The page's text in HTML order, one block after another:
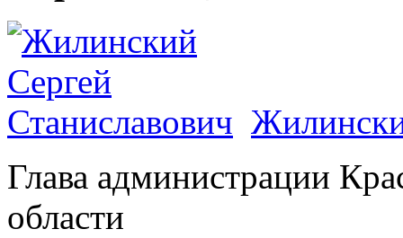
Глава администрации
области